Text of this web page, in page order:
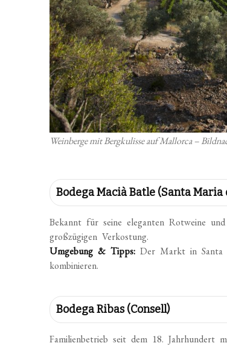
Weinberge mit Bergkulisse auf Mallorca –
Bodega Macià Batle (Santa Maria
Bekannt für seine eleganten Rotweine
großzügigen Verkostung.
Umgebung & Tipps: Der Markt in Santa
kombinieren.
Bodega Ribas (Consell)
Familienbetrieb seit dem 18. Jahrhundert